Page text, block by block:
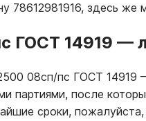
78612981916, здесь
ГОСТ 14919 —
08сп/пс ГОСТ 14919
партиями, после
сроки,